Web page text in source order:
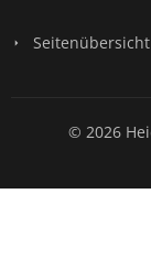
Seitenübersicht
© 2026